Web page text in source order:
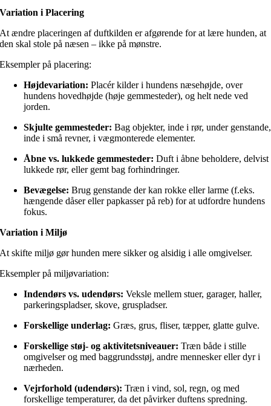
Variation i Placering
At ændre placeringen af duftkilden er afgørende for at lære hunden, at
den skal stole på næsen – ikke på mønstre.
Eksempler på placering:
Højdevariation: Placér kilder i hundens næsehøjde, over
hundens hovedhøjde (høje gemmesteder), og helt nede ved
jorden.
Skjulte gemmesteder: Bag objekter, inde i rør, under genstande,
inde i små revner, i vægmonterede elementer.
Åbne vs. lukkede gemmesteder: Duft i åbne beholdere, delvist
lukkede rør, eller gemt bag forhindringer.
Bevægelse: Brug genstande der kan rokke eller larme (f.eks.
hængende dåser eller papkasser på reb) for at udfordre hundens
fokus.
Variation i Miljø
At skifte miljø gør hunden mere sikker og alsidig i alle omgivelser.
Eksempler på miljøvariation:
Indendørs vs. udendørs: Veksle mellem stuer, garager, haller,
parkeringspladser, skove, gruspladser.
Forskellige underlag: Græs, grus, fliser, tæpper, glatte gulve.
Forskellige støj- og aktivitetsniveauer: Træn både i stille
omgivelser og med baggrundsstøj, andre mennesker eller dyr i
nærheden.
Vejrforhold (udendørs): Træn i vind, sol, regn, og med
forskellige temperaturer, da det påvirker duftens spredning.